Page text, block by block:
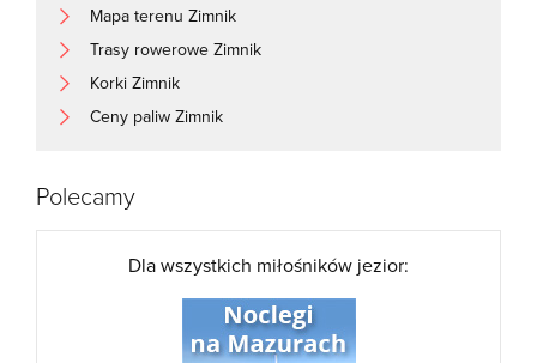
Mapa terenu Zimnik
Trasy rowerowe Zimnik
Korki Zimnik
Ceny paliw Zimnik
Polecamy
Dla wszystkich miłośników jezior: